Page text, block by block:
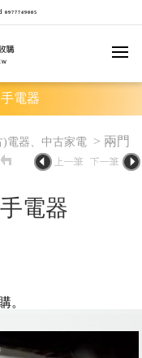
0977749005
電器
電器、中古家電 > 兩門
電器
。